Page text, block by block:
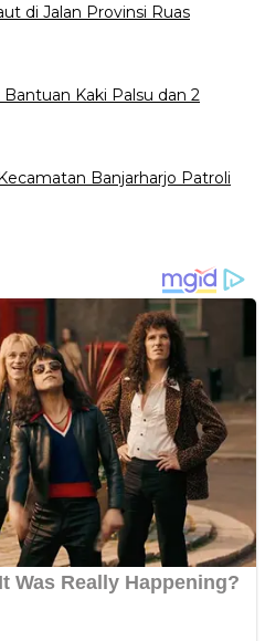
di Jalan Provinsi Ruas
Kaki Palsu dan 2
Banjarharjo Patroli